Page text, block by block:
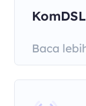
KomDSL
Baca